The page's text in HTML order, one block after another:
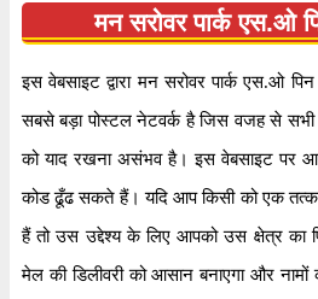
मन सरोवर पार्क एस.ओ
इस वेबसाइट द्वारा मन सरोवर पार्क एस.ओ
सबसे बड़ा पोस्टल नेटवर्क है जिस वजह से
को याद रखना असंभव है। इस वेबसाइट पर
कोड ढूँढ सकते हैं। यदि आप किसी को एक
हैं तो उस उद्देश्य के लिए आपको उस क्षेत्र का
मेल की डिलीवरी को आसान बनाएगा और